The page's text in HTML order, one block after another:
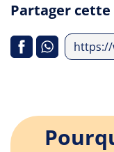
Partager cette
https://